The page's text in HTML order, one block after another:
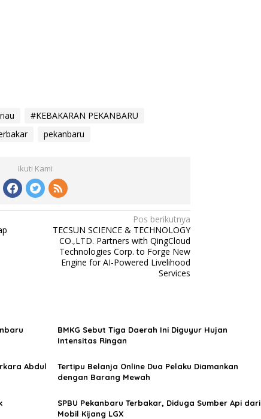
#KEBAKARAN PEKANBARU
pekanbaru
Ikuti Kami
Pos berikutnya
TECSUN SCIENCE & TECHNOLOGY
CO.,LTD. Partners with QingCloud
Technologies Corp. to Forge New
Engine for AI-Powered Livelihood
Services
BMKG Sebut Tiga Daerah Ini Diguyur Hujan
Intensitas Ringan
Abdul
Tertipu Belanja Online Dua Pelaku Diamankan
dengan Barang Mewah
SPBU Pekanbaru Terbakar, Diduga Sumber Api dari
Mobil Kijang LGX